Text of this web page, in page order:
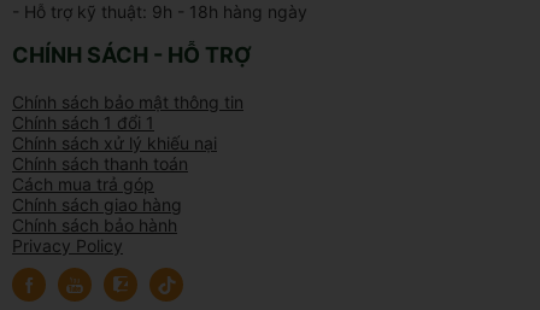
- Hỗ trợ kỹ thuật: 9h - 18h hàng ngày
CHÍNH SÁCH - HỖ TRỢ
Chính sách bảo mật thông tin
Chính sách 1 đổi 1
Chính sách xử lý khiếu nại
Chính sách thanh toán
Cách mua trả góp
Chính sách giao hàng
Chính sách bảo hành
Privacy Policy